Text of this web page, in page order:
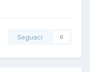
Seguaci 0